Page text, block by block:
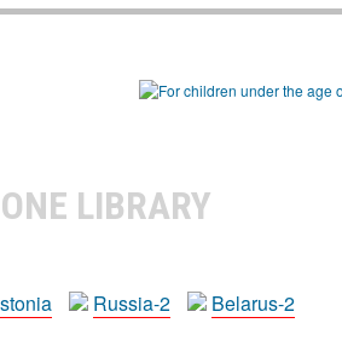
LIBRARY
Russia-2 Belarus-2